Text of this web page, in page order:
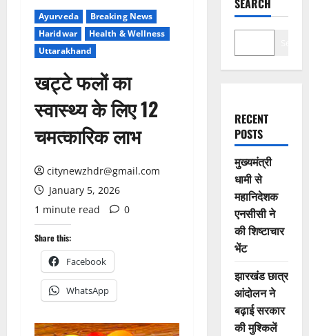
Ayurveda
Breaking News
Haridwar
Health & Wellness
Uttarakhand
खट्टे फलों का
स्वास्थ्य के लिए 12
चमत्कारिक लाभ
citynewzhdr@gmail.com
January 5, 2026
1 minute read
0
Share this:
Facebook
WhatsApp
SEARCH
RECENT
POSTS
मुख्यमंत्री
धामी से
महानिदेशक
एनसीसी ने
की शिष्टाचार
भेंट
झारखंड छात्र
आंदोलन ने
बढ़ाई सरकार
की मुश्किलें